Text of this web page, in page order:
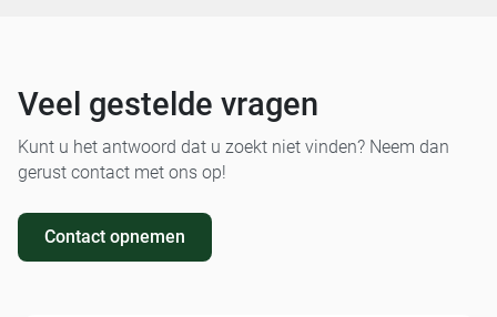
Veel gestelde vragen
Kunt u het antwoord dat u zoekt niet vinden? Neem dan
gerust contact met ons op!
Contact opnemen